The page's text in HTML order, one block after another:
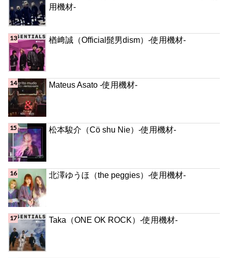
用機材-
楢﨑誠（Official髭男dism）-使用機材-
Mateus Asato -使用機材-
松本駿介（Cö shu Nie）-使用機材-
北澤ゆうほ（the peggies）-使用機材-
Taka（ONE OK ROCK）-使用機材-